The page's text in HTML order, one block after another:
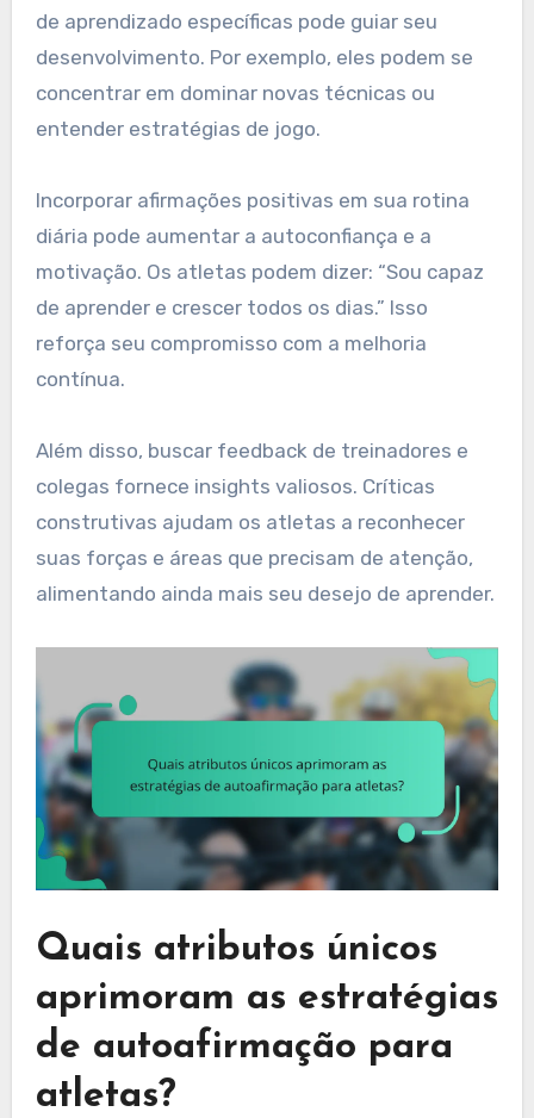
de aprendizado específicas pode guiar seu
desenvolvimento. Por exemplo, eles podem se
concentrar em dominar novas técnicas ou
entender estratégias de jogo.
Incorporar afirmações positivas em sua rotina
diária pode aumentar a autoconfiança e a
motivação. Os atletas podem dizer: “Sou capaz
de aprender e crescer todos os dias.” Isso
reforça seu compromisso com a melhoria
contínua.
Além disso, buscar feedback de treinadores e
colegas fornece insights valiosos. Críticas
construtivas ajudam os atletas a reconhecer
suas forças e áreas que precisam de atenção,
alimentando ainda mais seu desejo de aprender.
Quais atributos únicos
aprimoram as estratégias
de autoafirmação para
atletas?